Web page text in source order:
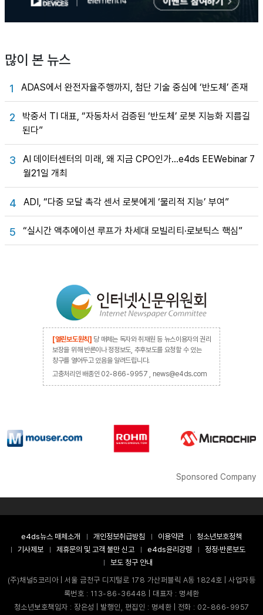
많이 본 뉴스
1 ADAS에서 완전자율주행까지, 첨단 기술 중심에 ‘반도체’ 존재
2
박중서 TI 대표, “자동차서 검증된 ‘반도체’ 로봇 지능화 지름길
된다”
3
AI 데이터센터의 미래, 왜 지금 CPO인가…e4ds EEWebinar 7
월21일 개최
4 ADI, “다중 모달 촉각 센서 로봇에게 ‘물리적 지능’ 부여”
5 “실시간 액추에이션 루프가 차세대 모빌리티·로보틱스 핵심”
[열린보도원칙] 당 매체는 독자와 취재원 등 뉴스이용자의 권리
보장을 위해 반론이나 정정보도, 추후보도를 요청할 수 있는
창구를 열어두고 있음을 알려드립니다.
고충처리인 배종인 02-866-9957 , news@e4ds.com
Sponsored Company
e4ds뉴스 매체소개 개인정보취급방침 이용약관
청소년보호정책
기사제보
제휴문의 및 고객 불만 신고 e4ds윤리강령
정정·반론보도
보도 청구 안내
(주)채널5코리아 | 서울 금천구 디지털로 178 가산퍼블릭 A동 1824호 | 사업자등
록번호 : 113-86-36448 | 대표자 : 명세환
청소년보호책임자 : 장은성 | 발행인, 편집인 : 명세환 | 전화 : 02-866-9957